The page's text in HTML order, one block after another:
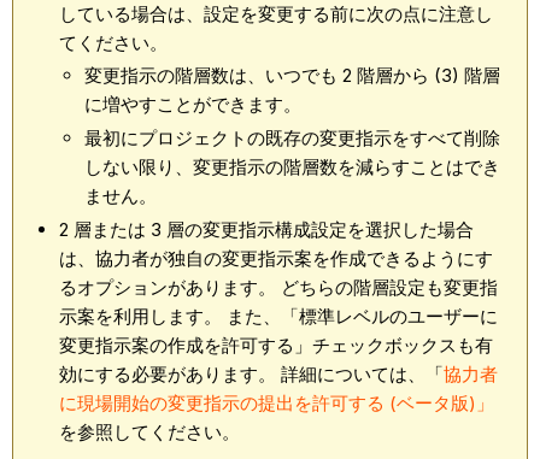
している場合は、設定を変更する前に次の点に注意し
てください。
変更指示の階層数は、いつでも 2 階層から (3) 階層
に増やすことができます。
最初にプロジェクトの既存の変更指示をすべて削除
しない限り、変更指示の階層数を減らすことはでき
ません。
2 層または 3 層の変更指示構成設定を選択した場合
は、協力者が独自の変更指示案を作成できるようにす
るオプションがあります。 どちらの階層設定も変更指
示案を利用します。 また、「標準レベルのユーザーに
変更指示案の作成を許可する」チェックボックスも有
効にする必要があります。 詳細については、「協力者
に現場開始の変更指示の提出を許可する (ベータ版)」
を参照してください。